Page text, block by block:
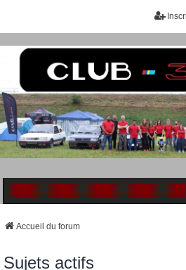
Accueil du forum
Sujets actifs